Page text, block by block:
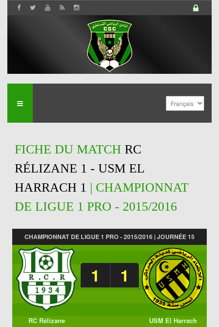
FICHE DU MATCH RC
RÉLIZANE 1 - USM EL
HARRACH 1 | CHAMPIONNAT
DE LIGUE 1 PRO - 2015/2016
CHAMPIONNAT DE LIGUE 1 PRO - 2015/2016 | JOURNÉE 15
1 1
RC Rélizane
USM El Harrach